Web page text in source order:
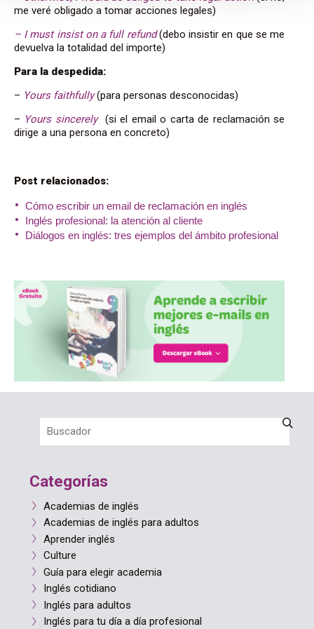
me veré obligado a tomar acciones legales)
– I must insist on a full refund(debo insistir en que se me
devuelva la totalidad del importe)
Para la despedida:
– Yours faithfully(para personas desconocidas)
– Yours sincerely(si el email o carta de reclamación se
dirige a una persona en concreto)
Post relacionados:
Cómo escribir un email de reclamación en inglés
Inglés profesional: la atención al cliente
Diálogos en inglés: tres ejemplos del ámbito profesional
Categorías
Academias de inglés
Academias de inglés para adultos
Aprender inglés
Culture
Guía para elegir academia
Inglés cotidiano
Inglés para adultos
Inglés para tu día a día profesional